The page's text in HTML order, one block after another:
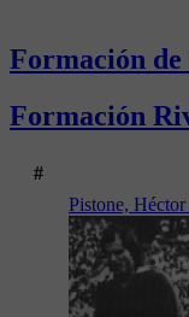
Formación de
Formación
#
Pistone,